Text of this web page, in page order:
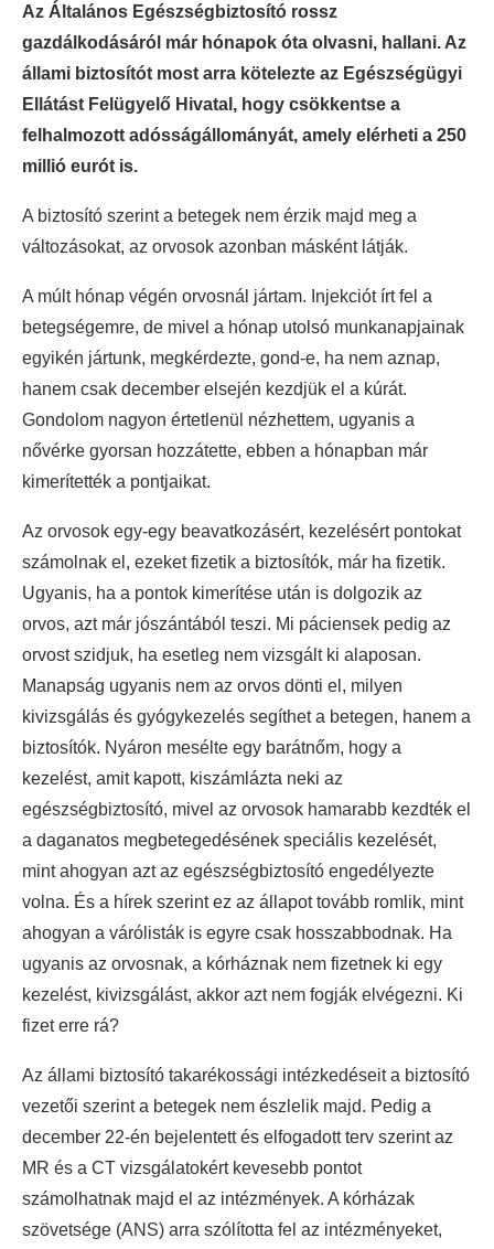
Az Általános Egészségbiztosító rossz
gazdálkodásáról már hónapok óta olvasni, hallani. Az
állami biztosítót most arra kötelezte az Egészségügyi
Ellátást Felügyelő Hivatal, hogy csökkentse a
felhalmozott adósságállományát, amely elérheti a 250
millió eurót is.
A biztosító szerint a betegek nem érzik majd meg a
változásokat, az orvosok azonban másként látják.
A múlt hónap végén orvosnál jártam. Injekciót írt fel a
betegségemre, de mivel a hónap utolsó munkanapjainak
egyikén jártunk, megkérdezte, gond-e, ha nem aznap,
hanem csak december elsején kezdjük el a kúrát.
Gondolom nagyon értetlenül nézhettem, ugyanis a
nővérke gyorsan hozzátette, ebben a hónapban már
kimerítették a pontjaikat.
Az orvosok egy-egy beavatkozásért, kezelésért pontokat
számolnak el, ezeket fizetik a biztosítók, már ha fizetik.
Ugyanis, ha a pontok kimerítése után is dolgozik az
orvos, azt már jószántából teszi. Mi páciensek pedig az
orvost szidjuk, ha esetleg nem vizsgált ki alaposan.
Manapság ugyanis nem az orvos dönti el, milyen
kivizsgálás és gyógykezelés segíthet a betegen, hanem a
biztosítók. Nyáron mesélte egy barátnőm, hogy a
kezelést, amit kapott, kiszámlázta neki az
egészségbiztosító, mivel az orvosok hamarabb kezdték el
a daganatos megbetegedésének speciális kezelését,
mint ahogyan azt az egészségbiztosító engedélyezte
volna. És a hírek szerint ez az állapot tovább romlik, mint
ahogyan a várólisták is egyre csak hosszabbodnak. Ha
ugyanis az orvosnak, a kórháznak nem fizetnek ki egy
kezelést, kivizsgálást, akkor azt nem fogják elvégezni. Ki
fizet erre rá?
Az állami biztosító takarékossági intézkedéseit a biztosító
vezetői szerint a betegek nem észlelik majd. Pedig a
december 22-én bejelentett és elfogadott terv szerint az
MR és a CT vizsgálatokért kevesebb pontot
számolhatnak majd el az intézmények. A kórházak
szövetsége (ANS) arra szólította fel az intézményeket,